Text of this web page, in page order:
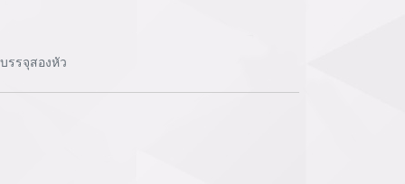
รจุสองหัว